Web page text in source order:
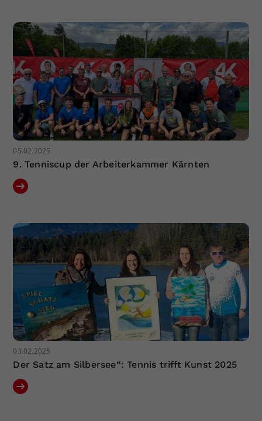
05.02.2025
9. Tenniscup der Arbeiterkammer Kärnten
03.02.2025
Der Satz am Silbersee“: Tennis trifft Kunst 2025
Zweck
Einstellungen. Unter anderem eine
zufällig generierte ID, für die
historische Speicherung Ihrer
vorgenommen Einstellungen, falls der
Webseiten-Betreiber dies eingestellt
hat.